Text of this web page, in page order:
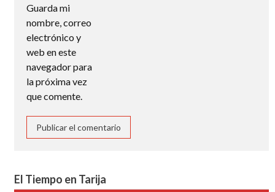
Guarda mi
nombre, correo
electrónico y
web en este
navegador para
la próxima vez
que comente.
El Tiempo en Tarija